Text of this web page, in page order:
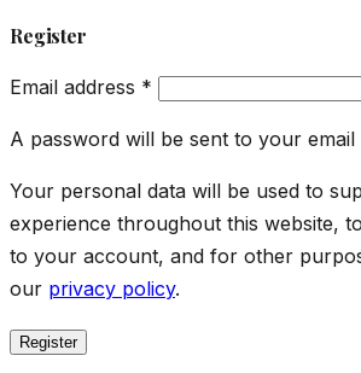
Register
Email address *
A password will be sent to your email
Your personal data will be used to
experience throughout this website,
to your account, and for other
our privacy policy.
Register